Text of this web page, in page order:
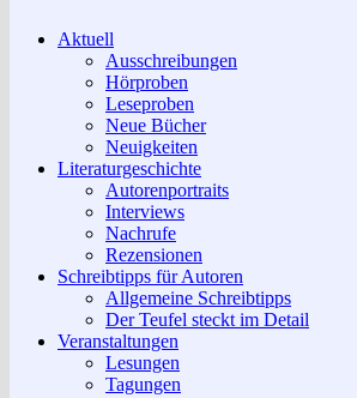
Aktuell
Ausschreibungen
Hörproben
Leseproben
Neue Bücher
Neuigkeiten
Literaturgeschichte
Autorenportraits
Interviews
Nachrufe
Rezensionen
Schreibtipps für Autoren
Allgemeine Schreibtipps
Der Teufel steckt im Detail
Veranstaltungen
Lesungen
Tagungen